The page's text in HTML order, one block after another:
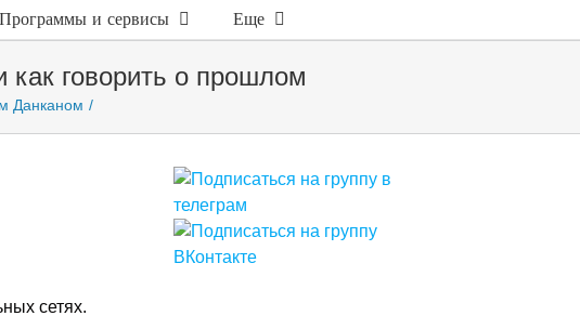
Программы и сервисы Еще
как говорить о прошлом
Данканом
сетях.